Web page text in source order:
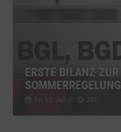
ERSTE BILANZ ZUR
SOMMERREGELUNG
Fr., 17. Juli // 267